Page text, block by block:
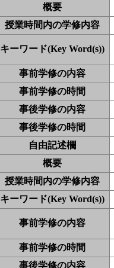
概要
授業時間内の学修内容
キーワード(Key Word(s))
事前学修の内容
事前学修の時間
事後学修の内容
事後学修の時間
自由記述欄
概要
授業時間内の学修内容
キーワード(Key Word(s))
事前学修の内容
事前学修の時間
事後学修の内容